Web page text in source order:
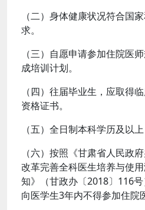
（二）身体健康状况符合国
求。
（三）自愿申请参加住院医
成培训计划。
（四）往届毕业生，应取得
资格证书。
（五）全日制本科学历及以上
（六）按照《甘肃省人民政
改革完善全科医生培养与使
知》（甘政办〔2018〕116
向医学生3年内不得参加住院